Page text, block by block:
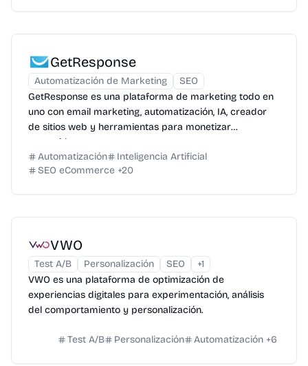
GetResponse
Automatización de Marketing
SEO
GetResponse es una plataforma de marketing todo en
uno con email marketing, automatización, IA, creador
de sitios web y herramientas para monetizar
contenidos.
Automatización
Inteligencia Artificial
SEO eCommerce +20
VWO
Test A/B Personalización SEO +1
VWO es una plataforma de optimización de
experiencias digitales para experimentación, análisis
del comportamiento y personalización.
Test A/B Personalización Automatización +6